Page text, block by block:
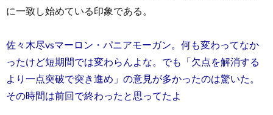
に一致し始めている印象である。
佐々木尽vsマーロン・パニアモーガン。何も変わってなか
ったけど短期間では変わらんよな。でも「欠点を解消する
より一点突破で突き進め」の意見が多かったのは驚いた。
その時間は前回で終わったと思ってたよ